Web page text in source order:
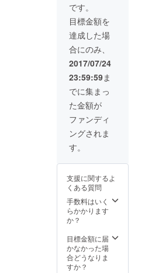
ます ・
極秘グ
ルメ情
報の
LINE＠
マガジ
ンへご
招待し
ます ・
グルメ
情報コ
ンシェ
ルジュ
つでも
オスス
メのお
店を紹
介しま
す！
限）
です。
目標金額を
達成した場
合にのみ、
2017/07/24
23:59:59ま
でに集まっ
た金額が
ファンディ
ングされま
す。
支援に関するよ
くある質問
手数料はいく
らかかります
か？
目標金額に届
かなかった場
合どうなりま
すか？